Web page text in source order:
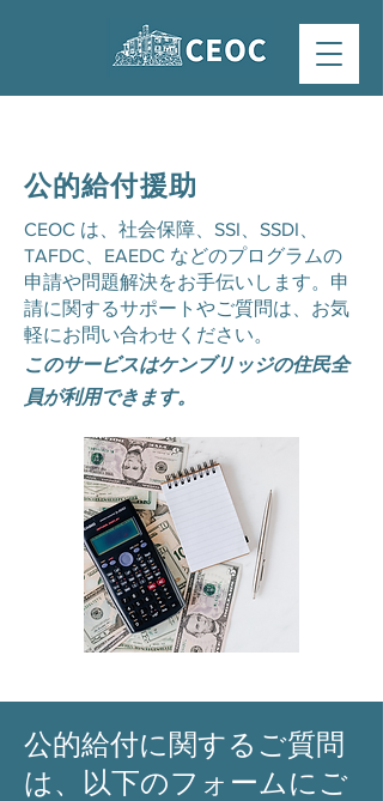
公的給付援助
CEOC は、社会保障、SSI、SSDI、
TAFDC、EAEDC などのプログラムの
申請や問題解決をお手伝いします。申
請に関するサポートやご質問は、お気
軽にお問い合わせください。
このサービスはケンブリッジの住民全
員が利用できます。
公的給付に関するご質問
は、以下のフォームにご